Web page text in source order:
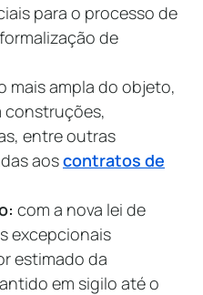
para o processo de
de
mais ampla do objeto,
construções,
entre outras
aoscontratos de
com a nova lei de
excepcionais
estimado da
em sigilo até o